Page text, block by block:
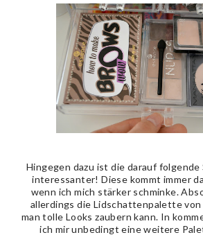
Hingegen dazu ist die darauf folgende
interessanter! Diese kommt immer
wenn ich mich stärker schminke.
allerdings die Lidschattenpalette von
man tolle Looks zaubern kann. In
ich mir unbedingt eine weitere